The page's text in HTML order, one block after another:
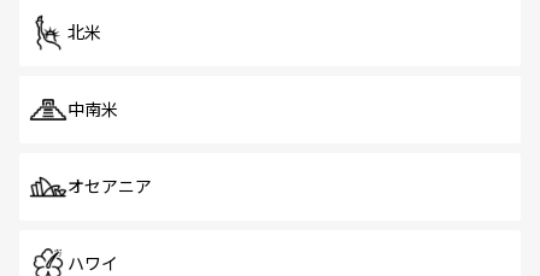
北米
中南米
オセアニア
ハワイ